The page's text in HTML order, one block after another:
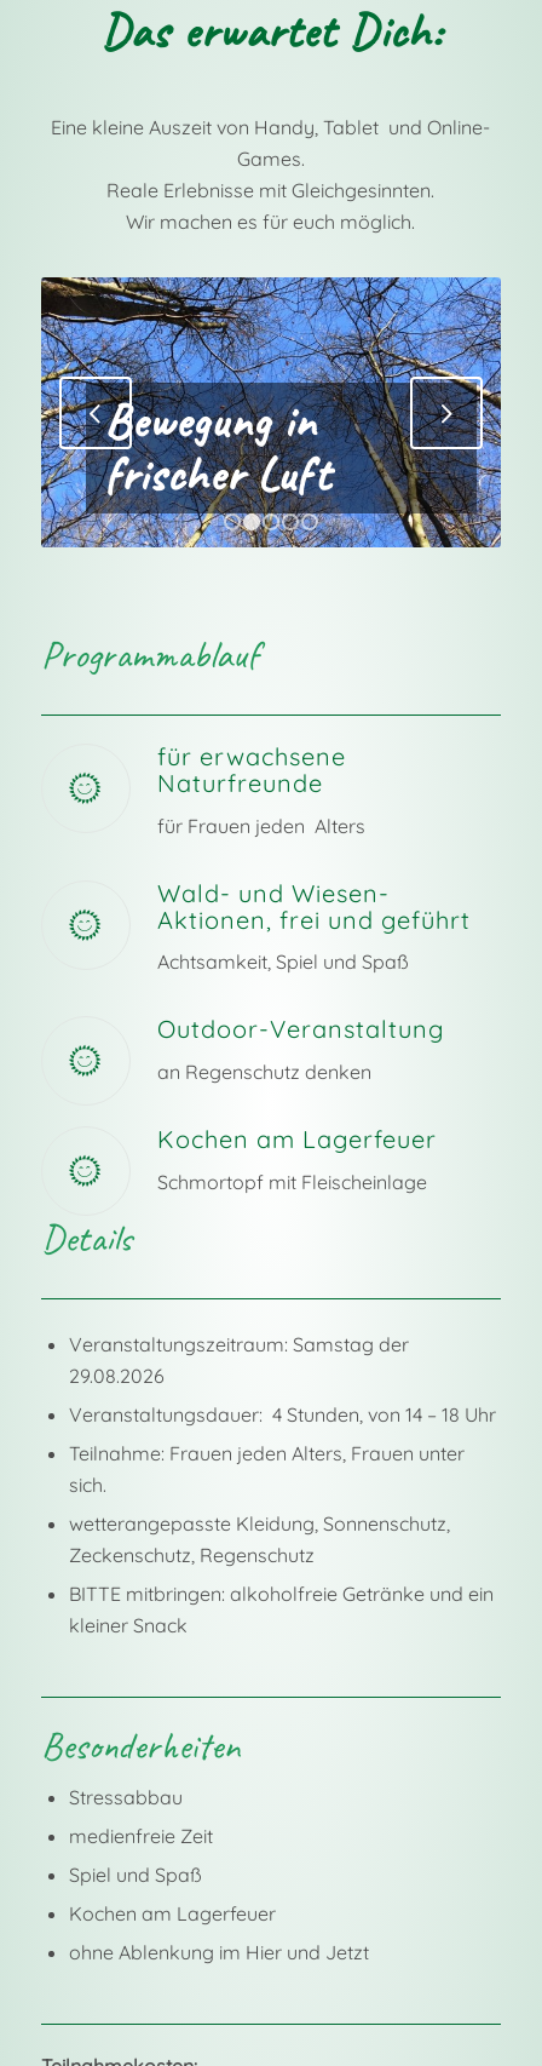
Das erwartet Dich:
Eine kleine Auszeit von Handy, Tablet und Online-
Games.
Reale Erlebnisse mit Gleichgesinnten.
Wir machen es für euch möglich.
Bewegung in
frischer Luft
Weiter
1 2 3 4 5
Programmablauf
für erwachsene
Naturfreunde
für Frauen jeden Alters
Wald- und Wiesen-
Aktionen, frei und geführt
Achtsamkeit, Spiel und Spaß
Outdoor-Veranstaltung
an Regenschutz denken
Kochen am Lagerfeuer
Schmortopf mit Fleischeinlage
Details
Veranstaltungszeitraum: Samstag der
29.08.2026
Veranstaltungsdauer: 4 Stunden, von 14 – 18 Uhr
Teilnahme: Frauen jeden Alters, Frauen unter
sich.
wetterangepasste Kleidung, Sonnenschutz,
Zeckenschutz, Regenschutz
BITTE mitbringen: alkoholfreie Getränke und ein
kleiner Snack
Besonderheiten
Stressabbau
medienfreie Zeit
Spiel und Spaß
Kochen am Lagerfeuer
ohne Ablenkung im Hier und Jetzt